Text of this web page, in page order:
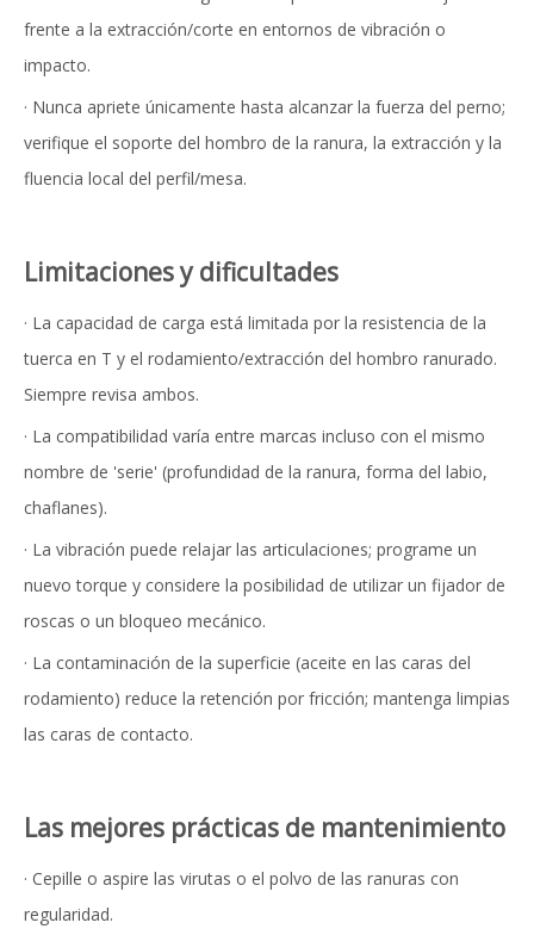
frente a la extracción/corte en entornos de vibración o
impacto.
· Nunca apriete únicamente hasta alcanzar la fuerza del perno;
verifique el soporte del hombro de la ranura, la extracción y la
fluencia local del perfil/mesa.
Limitaciones y dificultades
· La capacidad de carga está limitada por la resistencia de la
tuerca en T y el rodamiento/extracción del hombro ranurado.
Siempre revisa ambos.
· La compatibilidad varía entre marcas incluso con el mismo
nombre de 'serie' (profundidad de la ranura, forma del labio,
chaflanes).
· La vibración puede relajar las articulaciones; programe un
nuevo torque y considere la posibilidad de utilizar un fijador de
roscas o un bloqueo mecánico.
· La contaminación de la superficie (aceite en las caras del
rodamiento) reduce la retención por fricción; mantenga limpias
las caras de contacto.
Las mejores prácticas de mantenimiento
· Cepille o aspire las virutas o el polvo de las ranuras con
regularidad.